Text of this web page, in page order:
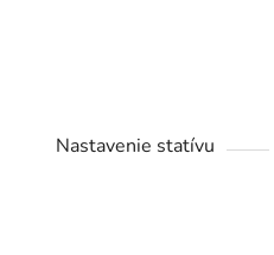
Nastavenie statívu